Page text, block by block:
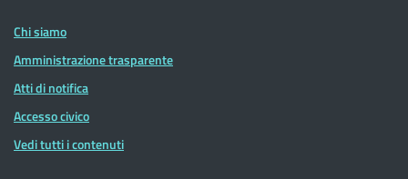
Entrate
Chi siamo
Amministrazione trasparente
Atti di notifica
Accesso civico
Vedi tutti i contenuti